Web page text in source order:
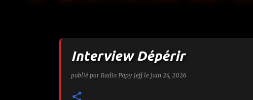
Interview Dépérir
publié par Radio Papy Jeff le juin 24, 2026